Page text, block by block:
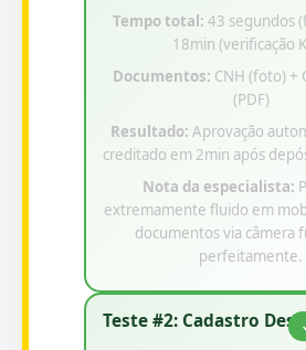
Tempo total: 43 segundos
18min (verificação
Documentos: CNH (foto) +
(PDF)
Resultado: Aprovação
creditado em 2min após
Nota da especialista:
extremamente fluido em
documentos via câmera
perfeitamente.
Teste #2: Cadastro